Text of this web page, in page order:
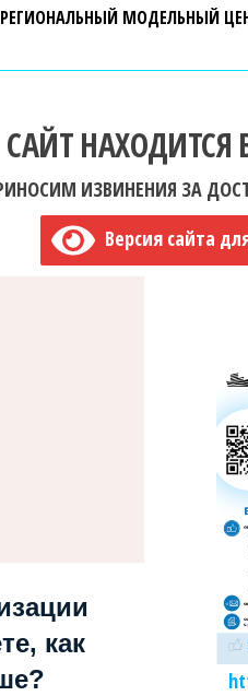
РЕГИОНАЛЬНЫЙ МОДЕЛЬНЫЙ
САЙТ НАХОДИТСЯ
ИЗВИНЕНИЯ ЗА
Версия сайта
как